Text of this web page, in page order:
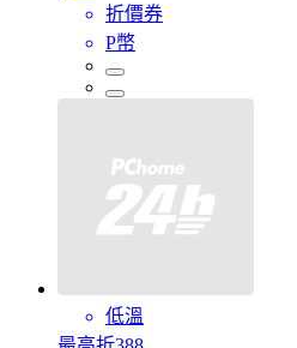
折價券
P幣
低溫